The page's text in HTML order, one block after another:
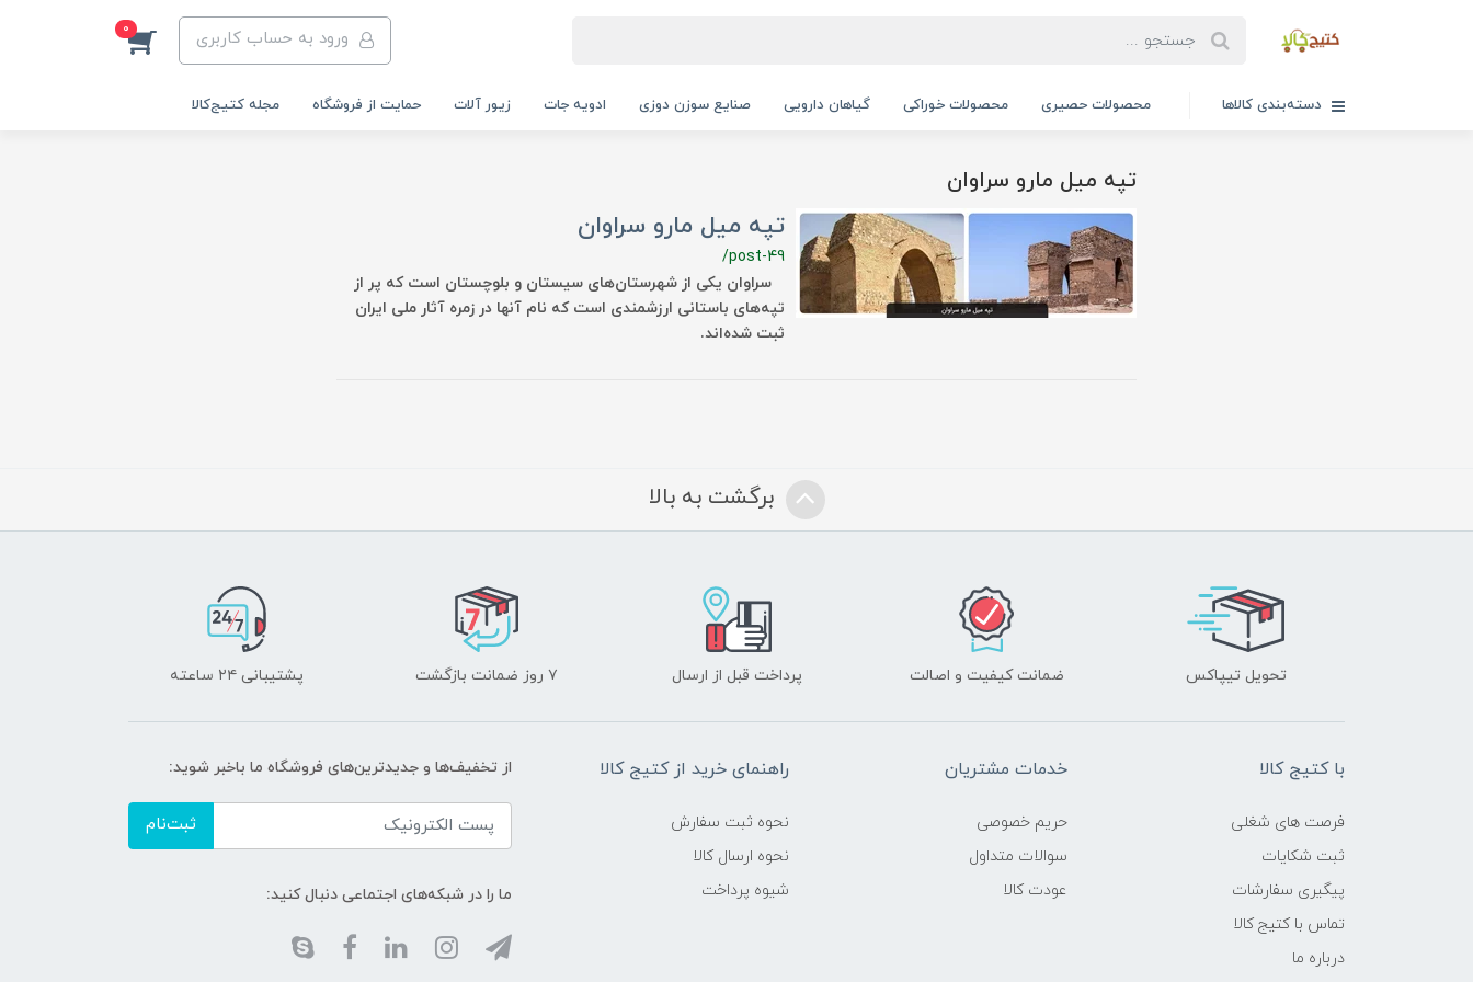
ورود به حساب کاربری 0
دسته‌بندی کالاها محصولات حصیری محصولات خوراکی گیاهان دارویی صنایع سوزن دوزی ادویه جات زیور آلات حمایت از فروشگاه مجله کتیج‌کالا
تپه میل مارو سراوان
تپه میل مارو سراوان
/post-49
سراوان یکی از شهرستان‌های سیستان و بلوچستان است که پر از
تپه‌های باستانی ارزشمندی است که نام آنها در زمره آثار ملی ایران
ثبت شده‌اند.
برگشت به بالا
تحویل تیپاکس ضمانت کیفیت و اصالت پرداخت قبل از ارسال ۷ روز ضمانت بازگشت پشتیبانی ۲۴ ساعته
با کتیج کالا
فرصت های شغلی
ثبت شکایات
پیگیری سفارشات
تماس با کتیج کالا
درباره ما
خدمات مشتریان
حریم خصوصی
سوالات متداول
عودت کالا
راهنمای خرید از کتیج کالا
نحوه ثبت سفارش
نحوه ارسال کالا
شیوه پرداخت
از تخفیف‌ها و جدیدترین‌های فروشگاه ما باخبر شوید:
ثبت‌نام
ما را در شبکه‌های اجتماعی دنبال کنید: